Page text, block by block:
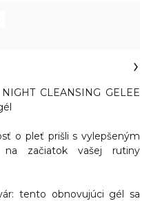
CLEANSING GELEE
o pleť prišli s vylepšeným
začiatok vašej rutiny
tento obnovujúci gél sa